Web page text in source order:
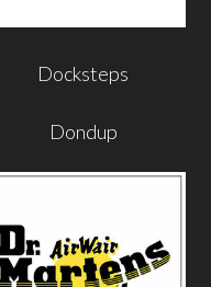
Docksteps
Dondup